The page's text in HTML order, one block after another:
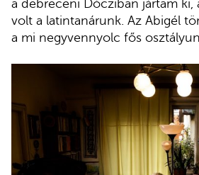
a debreceni Dócziban jártam ki,
volt a latintanárunk. Az Abigél
a mi negyvennyolc fős